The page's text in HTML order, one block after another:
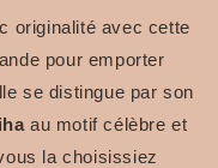
originalité avec cette
pour emporter
se distingue par son
au motif célèbre et
la choisissiez